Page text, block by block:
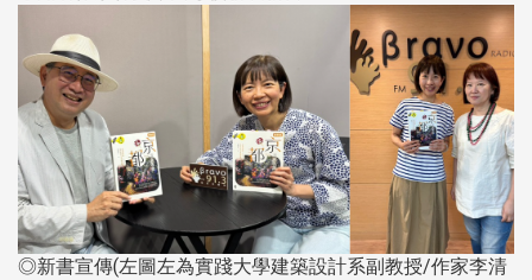
◎新書宣傳(左圖左為實踐大學建築設計系副教授/作家李清